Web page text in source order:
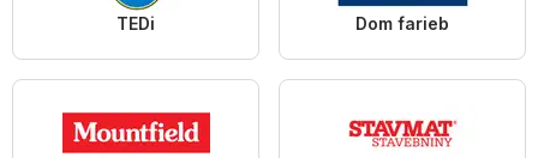
TEDi Dom farieb